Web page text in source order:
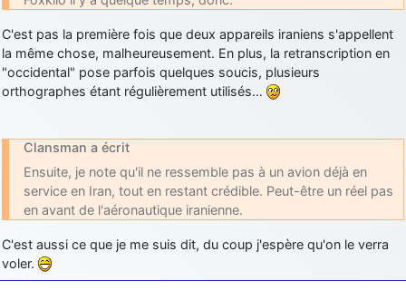
C'est pas la première fois que deux appareils iraniens s'appellent
la même chose, malheureusement. En plus, la retranscription en
"occidental" pose parfois quelques soucis, plusieurs
orthographes étant régulièrement utilisés…
Clansman a écrit
Ensuite, je note qu'il ne ressemble pas à un avion déjà en
service en Iran, tout en restant crédible. Peut-être un réel pas
en avant de l'aéronautique iranienne.
C'est aussi ce que je me suis dit, du coup j'espère qu'on le verra
voler.